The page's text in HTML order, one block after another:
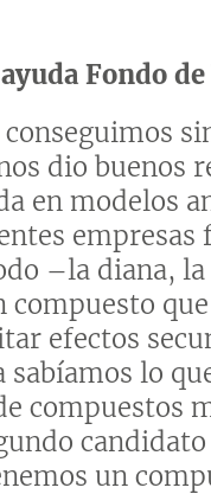
Fondo
dio buenos
en modelos
empresas
–la diana,
efectos
lo
compuestos
un